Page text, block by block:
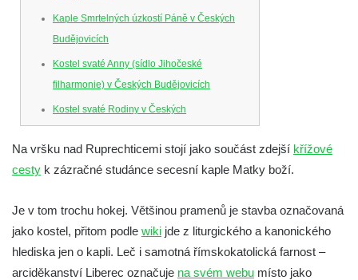
Kaple Smrtelných úzkostí Páně v Českých
Budějovicích
Kostel svaté Anny (sídlo Jihočeské
filharmonie) v Českých Budějovicích
Kostel svaté Rodiny v Českých
Budějovicích
Kostel Obětování Panny Marie u kláštera
dominikánů v Českých Budějovicích
Kaple na křižovatce ulic Budějovická a
Dělnická v Kamenném Újezdě
Bývalý kostel svatých Filipa a Jakuba na
Na vršku nad Ruprechticemi stojí jako součást zdejší křížové
cesty k zázračné studánce secesní kaple Matky boží.
Je v tom trochu hokej. Většinou pramenů je stavba označovaná
jako kostel, přitom podle wiki jde z liturgického a kanonického
hlediska jen o kapli. Leč i samotná římskokatolická farnost –
arciděkanství Liberec označuje na svém webu místo jako